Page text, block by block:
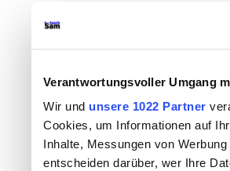
Verantwortungsvoller Umgang
Wir und unsere 1022 Partner
Cookies, um Informationen auf
Inhalte, Messungen von
entscheiden darüber, wer Ihre